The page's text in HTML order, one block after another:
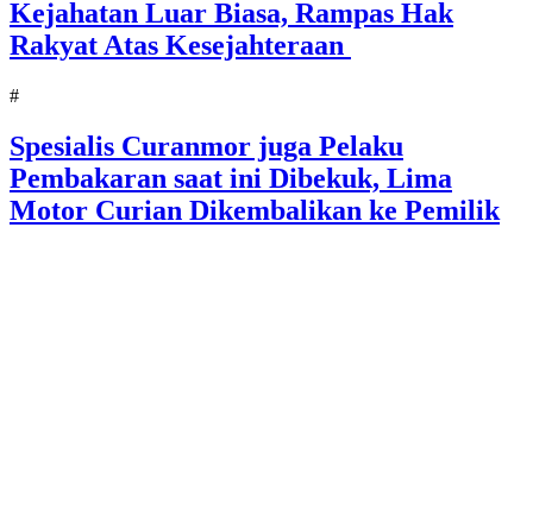
Kejahatan Luar Biasa, Rampas Hak
Rakyat Atas Kesejahteraan
#
Spesialis Curanmor juga Pelaku
Pembakaran saat ini Dibekuk, Lima
Motor Curian Dikembalikan ke Pemilik